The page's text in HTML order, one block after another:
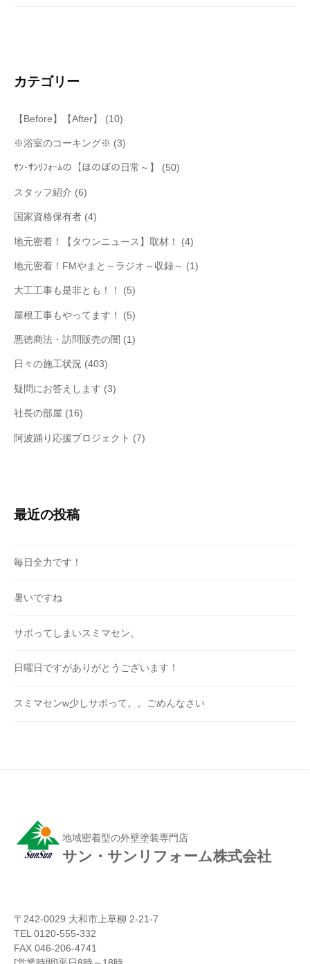
カテゴリー
【Before】【After】 (10)
※浴室のコーキング※ (3)
ｻﾝ･ｻﾝﾘﾌｫｰﾑの【ほのぼの日常～】 (50)
スタッフ紹介 (6)
国家資格保有者 (4)
地元密着！【タウンニュース】取材！ (4)
地元密着！FMやまと～ラジオ～収録～ (1)
大工工事も是非とも！！ (5)
屋根工事もやってます！ (5)
悪徳商法・訪問販売の闇 (1)
日々の施工状況 (403)
疑問にお答えします (3)
社長の部屋 (16)
阿波踊り応援プロジェクト (7)
最近の投稿
毎日全力です！
暑いですね
サボってしまいスミマセン。
日曜日ですがありがとうございます！
スミマセンw少しサボって。。ごめんなさい
地域密着型の外壁塗装専門店
サン・サンリフォーム株式会社
〒242-0029 大和市上草柳 2-21-7
TEL 0120-555-332
FAX 046-206-4741